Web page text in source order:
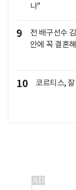
나"
9
전 배구선수
안에 꼭 결혼
10 코르티스,